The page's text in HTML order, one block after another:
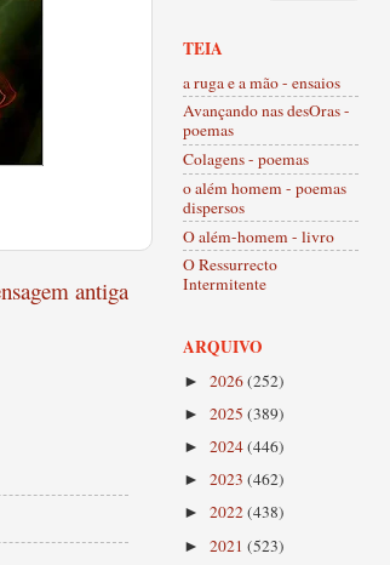
antiga
TEIA
a ruga e a mão - ensaios
Avançando nas desOras -
poemas
Colagens - poemas
o além homem - poemas
dispersos
O além-homem - livro
O Ressurrecto
Intermitente
ARQUIVO
► 2026(252)
► 2025 (389)
► 2024(446)
► 2023 (462)
► 2022(438)
► 2021 (523)